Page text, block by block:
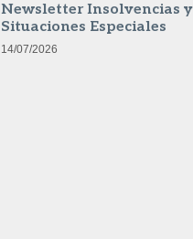
Newsletter Insolvencias y
Situaciones Especiales
14/07/2026